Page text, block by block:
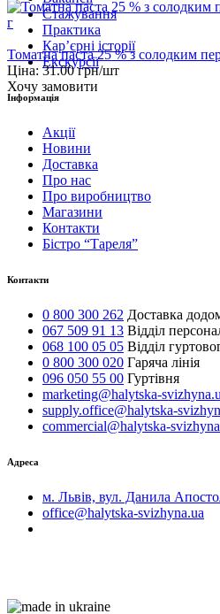
Томатна паста 25 % з солодким
Ціна: 31.00 грн/шт
Хочу замовити
Стажування
Практика
Карʼєрні історії
Екскурсії
Інформація
Акції
Новини
Доставка
Про нас
Про виробництво
Магазини
Контакти
Бістро “Тареля”
Контакти
0 800 300 262 Доставка
067 509 91 13 Відділ
068 100 05 05 Відділ
0 800 300 020 Гаряча лінія
096 050 55 00 Гуртівня
marketing@halytska-
supply.office@halytska-
commercial@halytska-
Адреса
м. Львів, вул. Данила
office@halytska-svizhyna.ua